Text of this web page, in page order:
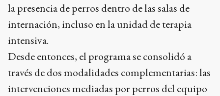
la presencia de perros dentro de las salas de
internación, incluso en la unidad de terapia
intensiva.
Desde entonces, el programa se consolidó a
través de dos modalidades complementarias: las
intervenciones mediadas por perros del equipo